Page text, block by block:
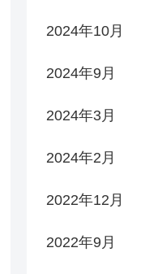
2024年10月
2024年9月
2024年3月
2024年2月
2022年12月
2022年9月